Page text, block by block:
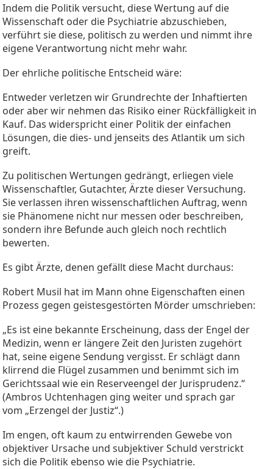
Indem die Politik versucht, diese Wertung auf die
Wissenschaft oder die Psychiatrie abzuschieben,
verführt sie diese, politisch zu werden und nimmt ihre
eigene Verantwortung nicht mehr wahr.
Der ehrliche politische Entscheid wäre:
Entweder verletzen wir Grundrechte der Inhaftierten
oder aber wir nehmen das Risiko einer Rückfälligkeit in
Kauf. Das widerspricht einer Politik der einfachen
Lösungen, die dies- und jenseits des Atlantik um sich
greift.
Zu politischen Wertungen gedrängt, erliegen viele
Wissenschaftler, Gutachter, Ärzte dieser Versuchung.
Sie verlassen ihren wissenschaftlichen Auftrag, wenn
sie Phänomene nicht nur messen oder beschreiben,
sondern ihre Befunde auch gleich noch rechtlich
bewerten.
Es gibt Ärzte, denen gefällt diese Macht durchaus:
Robert Musil hat im Mann ohne Eigenschaften einen
Prozess gegen geistesgestörten Mörder umschrieben:
„Es ist eine bekannte Erscheinung, dass der Engel der
Medizin, wenn er längere Zeit den Juristen zugehört
hat, seine eigene Sendung vergisst. Er schlägt dann
klirrend die Flügel zusammen und benimmt sich im
Gerichtssaal wie ein Reserveengel der Jurisprudenz.“
(Ambros Uchtenhagen ging weiter und sprach gar
vom „Erzengel der Justiz“.)
Im engen, oft kaum zu entwirrenden Gewebe von
objektiver Ursache und subjektiver Schuld verstrickt
sich die Politik ebenso wie die Psychiatrie.